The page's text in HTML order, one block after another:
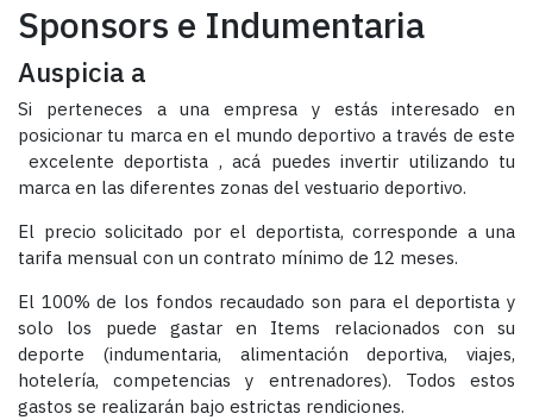
Sponsors e Indumentaria
Auspicia a
Si perteneces a una empresa y estás interesado en
posicionar tu marca en el mundo deportivo a través de este
excelente deportista , acá puedes invertir utilizando tu
marca en las diferentes zonas del vestuario deportivo.
El precio solicitado por el deportista, corresponde a una
tarifa mensual con un contrato mínimo de 12 meses.
El 100% de los fondos recaudado son para el deportista y
solo los puede gastar en Items relacionados con su
deporte (indumentaria, alimentación deportiva, viajes,
hotelería, competencias y entrenadores). Todos estos
gastos se realizarán bajo estrictas rendiciones.